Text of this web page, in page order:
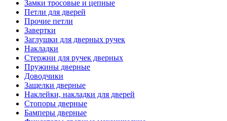
Замки тросовые и цепные
Петли для дверей
Прочие петли
Завертки
Заглушки для дверных ручек
Накладки
Стержни для ручек дверных
Пружины дверные
Доводчики
Защелки дверные
Наклейки, накладки для дверей
Стопоры дверные
Бамперы дверные